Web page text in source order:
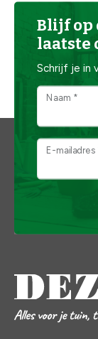
Blijf op
laatste
Schrijf je in
Naam *
E-mailadres